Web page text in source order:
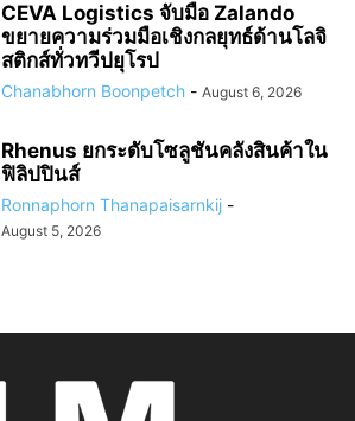
CEVA Logistics จับมือ Zalando
ขยายความร่วมมือเชิงกลยุทธ์ด้านโลจิ
สติกส์ทั่วทวีปยุโรป
Chanabhorn Boonpetch - August 6, 2026
Rhenus ยกระดับโซลูชันคลังสินค้าใน
ฟิลิปปินส์
Ronnaphorn Thanapaisarnkij -
August 5, 2026